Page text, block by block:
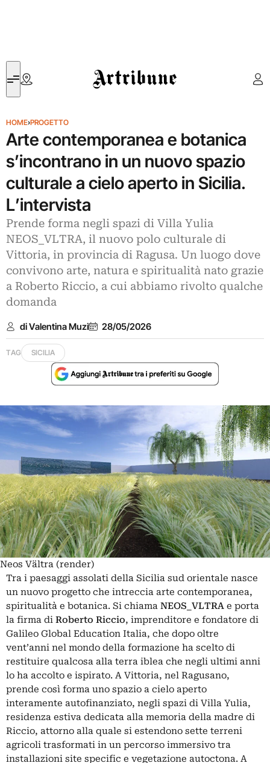
Artribune
HOME›PROGETTO
Arte contemporanea e botanica
s’incontrano in un nuovo spazio
culturale a cielo aperto in Sicilia.
L’intervista
Prende forma negli spazi di Villa Yulia
NEOS_VLTRA, il nuovo polo culturale di
Vittoria, in provincia di Ragusa. Un luogo dove
convivono arte, natura e spiritualità nato grazie
a Roberto Riccio, a cui abbiamo rivolto qualche
domanda
di Valentina Muzi 28/05/2026
TAG SICILIA
Neos Vältra (render)
Tra i paesaggi assolati della Sicilia sud orientale nasce
un nuovo progetto che intreccia arte contemporanea,
spiritualità e botanica. Si chiama NEOS_VLTRA e porta
la firma di Roberto Riccio, imprenditore e fondatore di
Galileo Global Education Italia, che dopo oltre
vent’anni nel mondo della formazione ha scelto di
restituire qualcosa alla terra iblea che negli ultimi anni
lo ha accolto e ispirato. A Vittoria, nel Ragusano,
prende così forma uno spazio a cielo aperto
interamente autofinanziato, negli spazi di Villa Yulia,
residenza estiva dedicata alla memoria della madre di
Riccio, attorno alla quale si estendono sette terreni
agricoli trasformati in un percorso immersivo tra
installazioni site specific e vegetazione autoctona. A